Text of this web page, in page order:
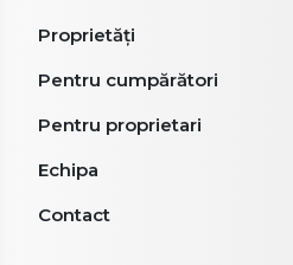
Proprietăți
Pentru cumpărători
Pentru proprietari
Echipa
Contact